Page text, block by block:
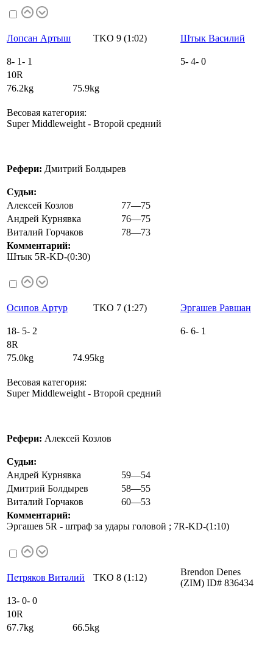
Лопсан Артыш TKO 9 (1:02) Штык Василий
8- 1- 1 5- 4- 0
10R
76.2kg 75.9kg
Весовая категория:
Super Middleweight - Второй средний
Рефери: Дмитрий Болдырев
Судьи:
Алексей Козлов
77—75
Андрей Курнявка
76—75
Виталий Горчаков
78—73
Комментарий:
Штык 5R-KD-(0:30)
Осипов Артур TKO 7 (1:27) Эргашев Равшан
18- 5- 2 6- 6- 1
8R
75.0kg 74.95kg
Весовая категория:
Super Middleweight - Второй средний
Рефери: Алексей Козлов
Судьи:
Андрей Курнявка
59—54
Дмитрий Болдырев
58—55
Виталий Горчаков
60—53
Комментарий:
Эргашев 5R - штраф за удары головой ; 7R-KD-(1:10)
Петряков Виталий TKO 8 (1:12)
Brendon Denes
(ZIM) ID# 836434
13- 0- 0
10R
67.7kg 66.5kg